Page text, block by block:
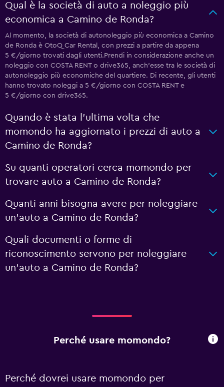
Qual è la società di auto a noleggio più
economica a Camino de Ronda?
Al momento, la società di autonoleggio più economica a Camino
de Ronda è OtoQ Car Rental, con prezzi a partire da appena
5 €/giorno trovati dagli utenti.Prendi in considerazione anche un
noleggio con COSTA RENT o drive365, anch'esse tra le società di
autonoleggio più economiche del quartiere. Di recente, gli utenti
hanno trovato noleggi a 5 €/giorno con COSTA RENT e
5 €/giorno con drive365.
Quando è stata l'ultima volta che
momondo ha aggiornato i prezzi di auto a
Camino de Ronda?
Su quanti operatori cerca momondo per
trovare auto a Camino de Ronda?
Quanti anni bisogna avere per noleggiare
un'auto a Camino de Ronda?
Quali documenti o forme di
riconoscimento servono per noleggiare
un'auto a Camino de Ronda?
Perché usare momondo?
Perché dovrei usare momondo per